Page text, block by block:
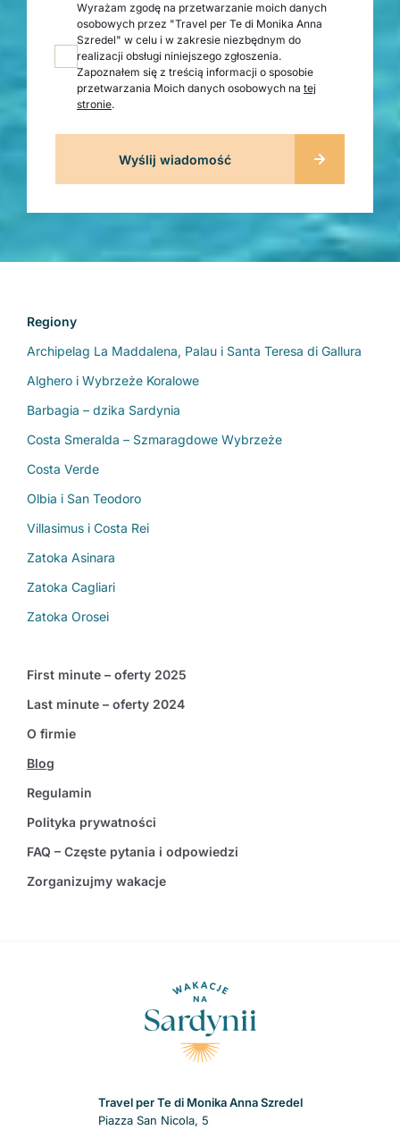
Wyrażam zgodę na przetwarzanie moich danych
osobowych przez "Travel per Te di Monika Anna
Szredel" w celu i w zakresie niezbędnym do
realizacji obsługi niniejszego zgłoszenia.
Zapoznałem się z treścią informacji o sposobie
przetwarzania Moich danych osobowych na tej
stronie.
Regiony
Archipelag La Maddalena, Palau i Santa Teresa di Gallura
Alghero i Wybrzeże Koralowe
Barbagia – dzika Sardynia
Costa Smeralda – Szmaragdowe Wybrzeże
Costa Verde
Olbia i San Teodoro
Villasimus i Costa Rei
Zatoka Asinara
Zatoka Cagliari
Zatoka Orosei
First minute – oferty 2025
Last minute – oferty 2024
O firmie
Blog
Regulamin
Polityka prywatności
FAQ – Częste pytania i odpowiedzi
Zorganizujmy wakacje
Travel per Te di Monika Anna Szredel
Piazza San Nicola, 5